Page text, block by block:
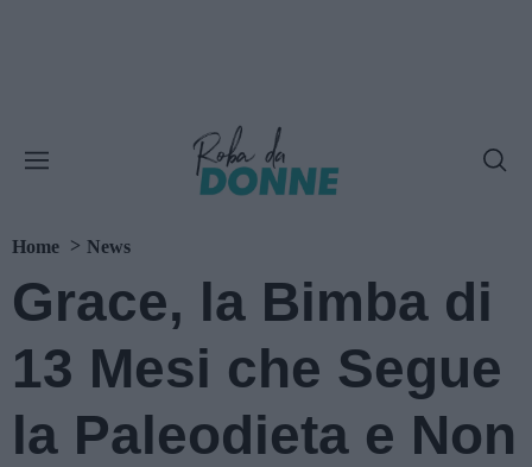
Home News
Grace, la Bimba di
13 Mesi che Segue
la Paleodieta e Non